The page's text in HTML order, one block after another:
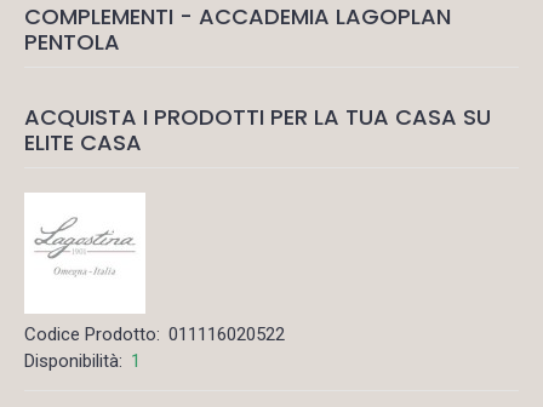
COMPLEMENTI - ACCADEMIA LAGOPLAN
PENTOLA
ACQUISTA I PRODOTTI PER LA TUA CASA SU
ELITE CASA
Codice Prodotto: 011116020522
Disponibilità: 1